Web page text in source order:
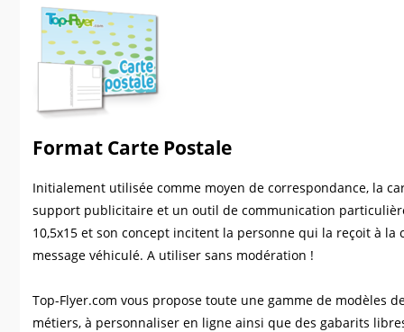
Format Carte Postale
Initialement utilisée comme moyen de correspondance, la
support publicitaire et un outil de communication
10,5x15 et son concept incitent la personne qui la reçoit à
message véhiculé. A utiliser sans modération !
Top-Flyer.com vous propose toute une gamme de modèles
métiers, à personnaliser en ligne ainsi que des gabarits